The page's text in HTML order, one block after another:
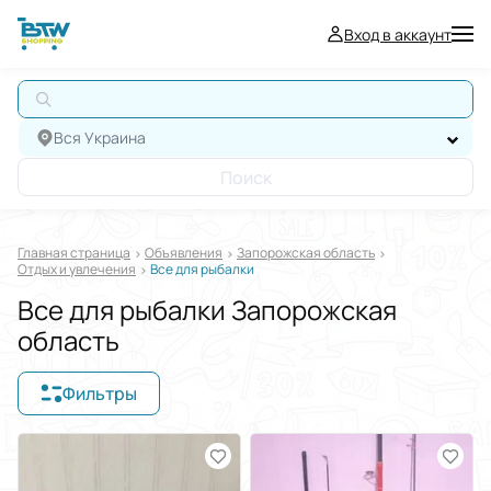
Вход в аккаунт
Вся Украина
Поиск
Главная страница Oбъявления
Запорожская область
Отдых и увлечения
Все для рыбалки
Все для рыбалки Запорожская
область
Фильтры
$€